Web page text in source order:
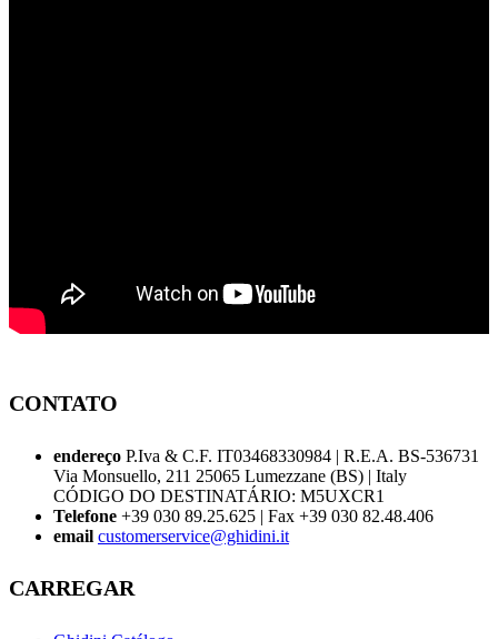
CONTATO
endereço P.Iva & C.F. IT03468330984 | R.E.A. BS-536731
Via Monsuello, 211 25065 Lumezzane (BS) | Italy
CÓDIGO DO DESTINATÁRIO: M5UXCR1
Telefone +39 030 89.25.625 | Fax +39 030 82.48.406
email customerservice@ghidini.it
CARREGAR